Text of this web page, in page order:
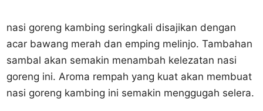
nasi goreng kambing seringkali disajikan dengan
acar bawang merah dan emping melinjo. Tambahan
sambal akan semakin menambah kelezatan nasi
goreng ini. Aroma rempah yang kuat akan membuat
nasi goreng kambing ini semakin menggugah selera.